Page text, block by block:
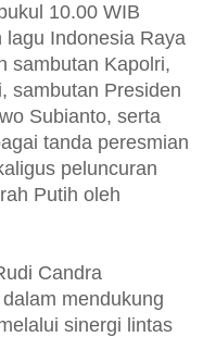
10.00 WIB
Indonesia Raya
sambutan Kapolri,
sambutan Presiden
Subianto, serta
tanda peresmian
peluncuran
Putih oleh
Candra
mendukung
sinergi lintas